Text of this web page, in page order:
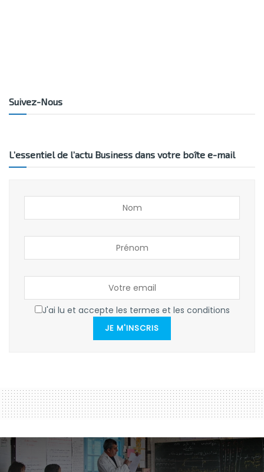
Suivez-Nous
L’essentiel de l’actu Business dans votre boîte e-mail
J'ai lu et accepte les termes et les conditions
JE M'INSCRIS